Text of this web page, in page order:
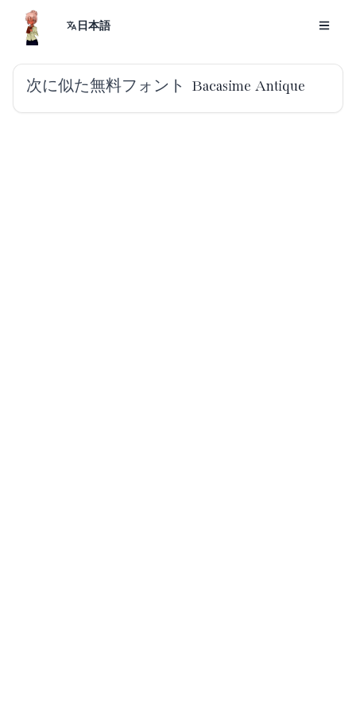
日本語
次に似た無料フォント Bacasime Antique